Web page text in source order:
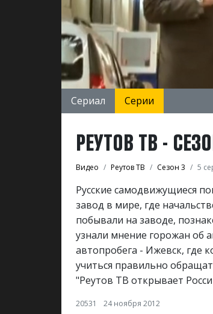
Сериал Серии
РЕУТОВ ТВ -
Видео Реутов ТВ Сезон 3 5
Русские самодвижущиеся
завод в мире, где
побывали на заводе,
узнали мнение горожан об
автопробега - Ижевск, где
учиться правильно
"Реутов ТВ открывает
20531 24 ноября 2012